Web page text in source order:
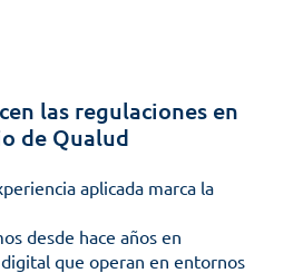
las regulaciones en
de Qualud
aplicada marca la
desde hace años en
que operan en entornos